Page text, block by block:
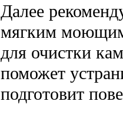
Далее
мягким моющим
для очистки
поможет
подготовит